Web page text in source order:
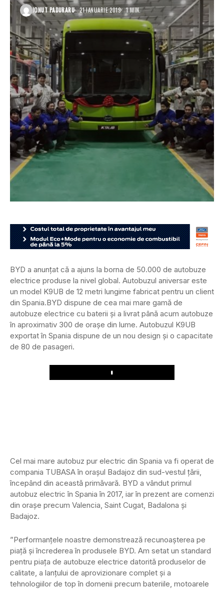
IONUT PADURARU 21 IANUARIE 2019 1 MIN.
BYD a anunțat că a ajuns la borna de 50.000 de autobuze
electrice produse la nivel global. Autobuzul aniversar este
un model K9UB de 12 metri lungime fabricat pentru un client
din Spania.BYD dispune de cea mai mare gamă de
autobuze electrice cu baterii și a livrat până acum autobuze
în aproximativ 300 de orașe din lume. Autobuzul K9UB
exportat în Spania dispune de un nou design și o capacitate
de 80 de pasageri.
Play
Cel mai mare autobuz pur electric din Spania va fi operat de
compania TUBASA în orașul Badajoz din sud-vestul țării,
începând din această primăvară. BYD a vândut primul
autobuz electric în Spania în 2017, iar în prezent are comenzi
din orașe precum Valencia, Saint Cugat, Badalona și
Badajoz.
”Performanțele noastre demonstrează recunoașterea pe
piață și încrederea în produsele BYD. Am setat un standard
pentru piața de autobuze electrice datorită produselor de
calitate, a lanțului de aprovizionare complet și a
tehnologiilor de top în domenii precum bateriile, motoarele